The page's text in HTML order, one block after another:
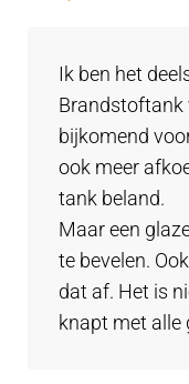
Ik ben het
Brandstoftank
bijkomend
ook meer
tank beland.
Maar een
te bevelen.
dat af. Het is
knapt met alle